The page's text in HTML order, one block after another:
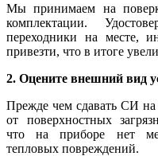
Мы принимаем на
комплектации.
переходники на месте,
привезти, что в итоге
2. Оцените внешний вид
Прежде чем сдавать СИ на
от поверхностных
что на приборе нет
тепловых повреждений.